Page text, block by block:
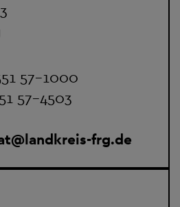
57-1000
57-4503
@landkreis-frg.de